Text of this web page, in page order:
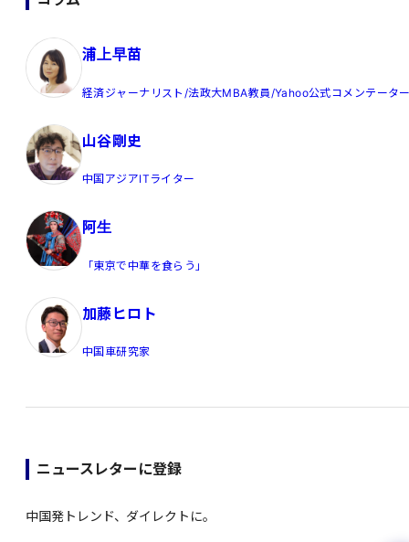
浦上早苗
経済ジャーナリスト/法政大MBA教員/Yahoo公式コメンテータ
山谷剛史
中国アジアITライター
阿生
「東京で中華を食らう」
加藤ヒロト
中国車研究家
ニュースレターに登録
中国発トレンド、ダイレクトに。